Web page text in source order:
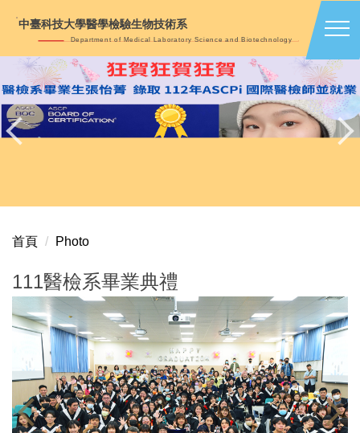
內
容
區
中臺科技大學醫學檢驗生物技術系
Department of Medical Laboratory Science and Biotechnology
首頁 Photo
111醫檢系畢業典禮